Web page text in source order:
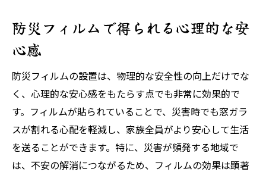
未来の安全・安心を守るためのフィルムの紫外
線カット効果
紫外線カットフィルムの特徴と効果
未来の健康を守る紫外線対策フィルムの重
要性
紫外線カットフィルムで日常生活に安心を
フィルムによる紫外線防止で得られるメリ
ット
防災フィルムで得られる心理的な安
心感
防災フィルムの設置は、物理的な安全性の向上だけでな
く、心理的な安心感をもたらす点でも非常に効果的で
す。フィルムが貼られていることで、災害時でも窓ガラ
スが割れる心配を軽減し、家族全員がより安心して生活
を送ることができます。特に、災害が頻発する地域で
は、不安の解消につながるため、フィルムの効果は顕著